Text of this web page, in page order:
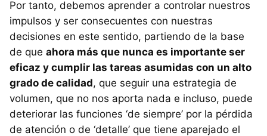
Por tanto, debemos aprender a controlar nuestros
impulsos y ser consecuentes con nuestras
decisiones en este sentido, partiendo de la base
de que ahora más que nunca es importante ser
eficaz y cumplir las tareas asumidas con un alto
grado de calidad, que seguir una estrategia de
volumen, que no nos aporta nada e incluso, puede
deteriorar las funciones ‘de siempre’ por la pérdida
de atención o de ‘detalle’ que tiene aparejado el